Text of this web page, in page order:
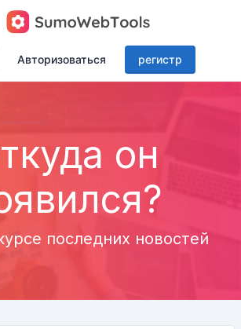
Авторизоваться регистр
он
последних новостей